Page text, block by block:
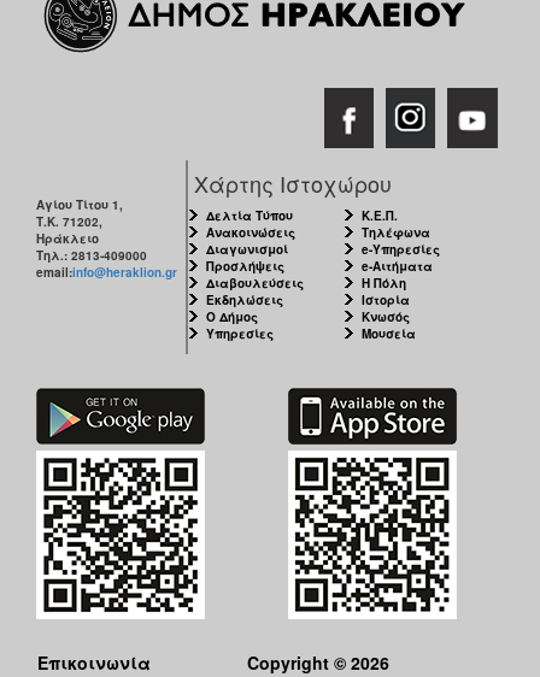
Αγίου Τίτου 1,
Τ.Κ. 71202,
Ηράκλειο
Τηλ.: 2813-409000
email:info@heraklion.gr
Χάρτης Ιστοχώρου
Δελτία Τύπου
Ανακοινώσεις
Διαγωνισμοί
Προσλήψεις
Διαβουλεύσεις
Εκδηλώσεις
Ο Δήμος
Υπηρεσίες
Κ.Ε.Π.
Τηλέφωνα
e-Υπηρεσίες
e-Αιτήματα
Η Πόλη
Ιστορία
Κνωσός
Μουσεία
Επικοινωνία
Copyright © 2026